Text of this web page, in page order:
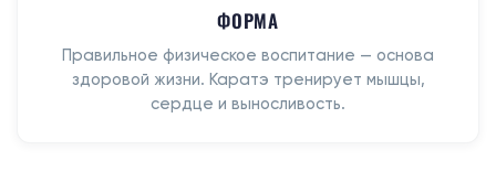
ФОРМА
Правильное физическое воспитание — основа
здоровой жизни. Каратэ тренирует мышцы,
сердце и выносливость.